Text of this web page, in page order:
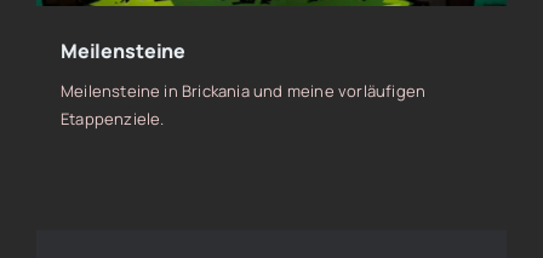
Meilensteine
Meilensteine in Brickania und meine vorläufigen
Etappenziele.